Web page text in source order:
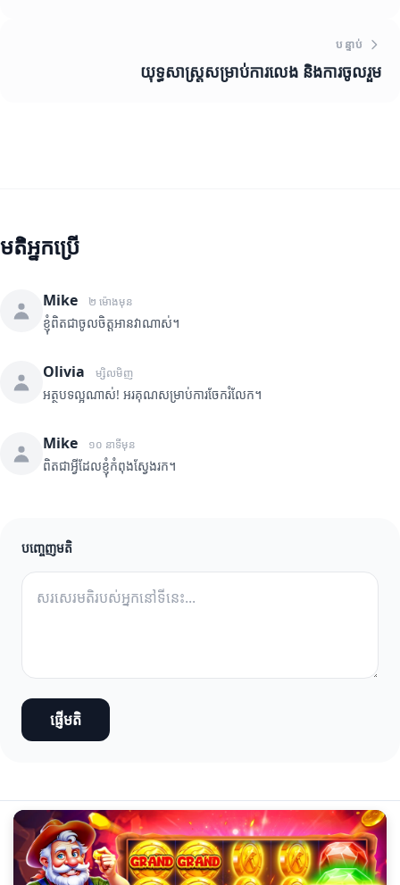
បន្ទាប់
យុទ្ធសាស្ត្រសម្រាប់ការលេង និងការចូលរួម
មតិអ្នកប្រើ
Mike ២ ម៉ោងមុន
ខ្ញុំពិតជាចូលចិត្តអានវាណាស់។
Olivia ម្សិលមិញ
អត្ថបទល្អណាស់! អរគុណសម្រាប់ការចែករំលែក។
Mike ១០ នាទីមុន
ពិតជាអ្វីដែលខ្ញុំកំពុងស្វែងរក។
បញ្ចេញមតិ
ផ្ញើមតិ